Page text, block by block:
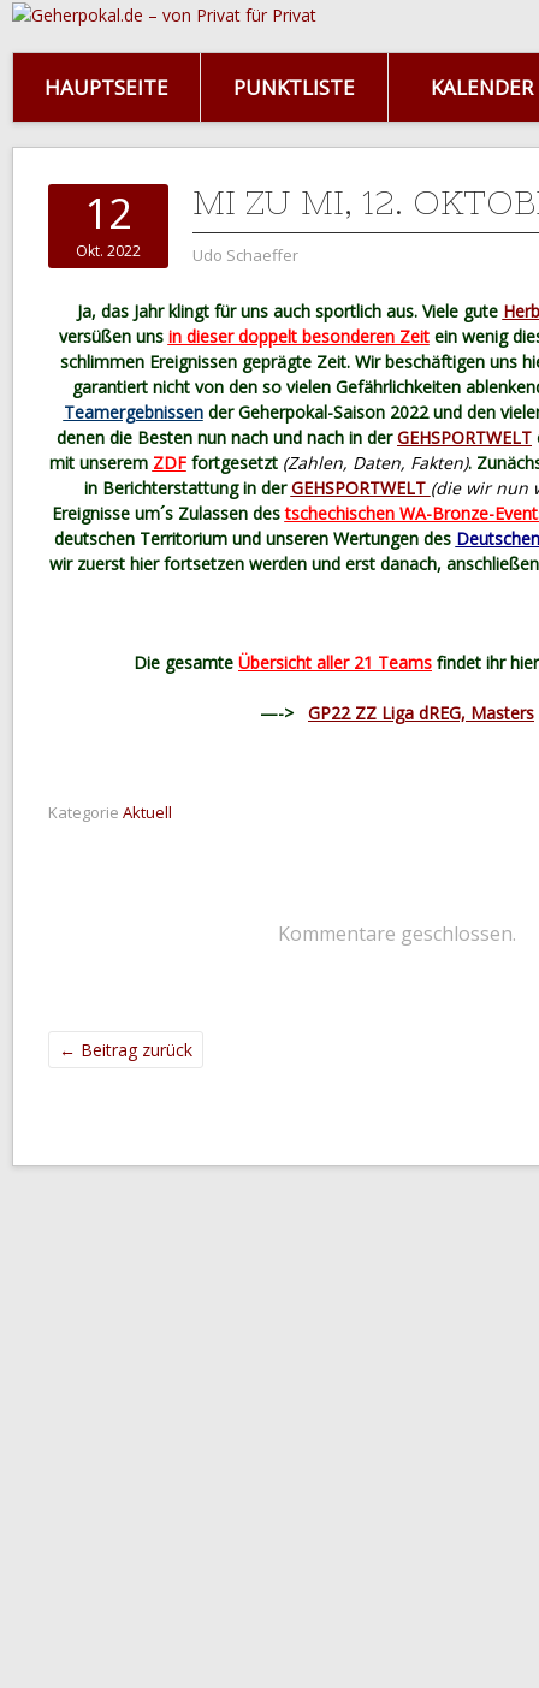
HAUPTSEITE PUNKTLISTE KALENDER
12
Okt. 2022
MI ZU MI, 12.
Udo Schaeffer
Ja, das Jahr klingt für uns auch sportlich aus. Viele gute
versüßen uns in dieser doppelt besonderen Zeitein wenig
schlimmen Ereignissen geprägte Zeit. Wir beschäftigen uns
garantiert nicht von den so vielen Gefährlichkeiten
Teamergebnissender Geherpokal-Saison 2022 und den
denen die Besten nun nach und nach in derGEHSPORTWELT
mit unserem ZDFfortgesetzt (Zahlen, Daten, Fakten).
in Berichterstattung in derGEHSPORTWELT (die wir nun
Ereignisse um´s Zulassen destschechischen WA-Bronze-
deutschen Territorium und unseren Wertungen des
wir zuerst hier fortsetzen werden und erst danach,
Die gesamte Übersicht aller 21 Teams findet ihr
—-> GP22 ZZ Liga dREG, Masters
Kategorie Aktuell
Kommentare geschlossen.
← Beitrag zurück